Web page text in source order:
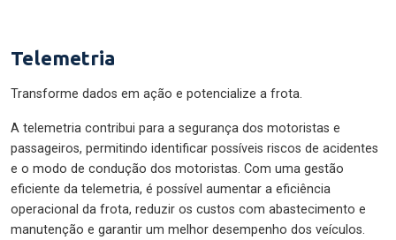
Telemetria
Transforme dados em ação e potencialize a frota.
A telemetria contribui para a segurança dos motoristas e
passageiros, permitindo identificar possíveis riscos de acidentes
e o modo de condução dos motoristas. Com uma gestão
eficiente da telemetria, é possível aumentar a eficiência
operacional da frota, reduzir os custos com abastecimento e
manutenção e garantir um melhor desempenho dos veículos.